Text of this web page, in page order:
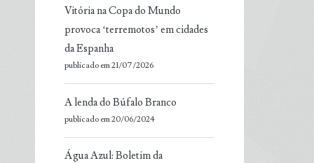
Vitória na Copa do Mundo
provoca ‘terremotos’ em cidades
da Espanha
publicado em 21/07/2026
A lenda do Búfalo Branco
publicado em 20/06/2024
Água Azul: Boletim da